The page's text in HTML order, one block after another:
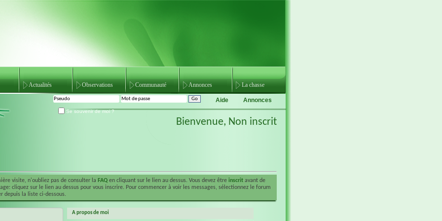
Actualités Observations Communauté Annonces La chasse
Annonces
Aide
Se souvenir de moi ?
Bienvenue, Non inscrit
visite, n'oubliez pas de consulter la FAQ en cliquant sur le lien au dessus. Vous devez être inscrit avant de
cliquez sur le lien au dessus pour vous inscrire. Pour commencer à voir les messages, sélectionnez le forum
depuis la liste ci-dessous.
A propos de moi